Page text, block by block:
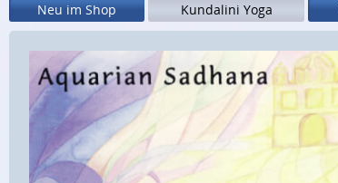
Neu im Shop Kundalini Yoga